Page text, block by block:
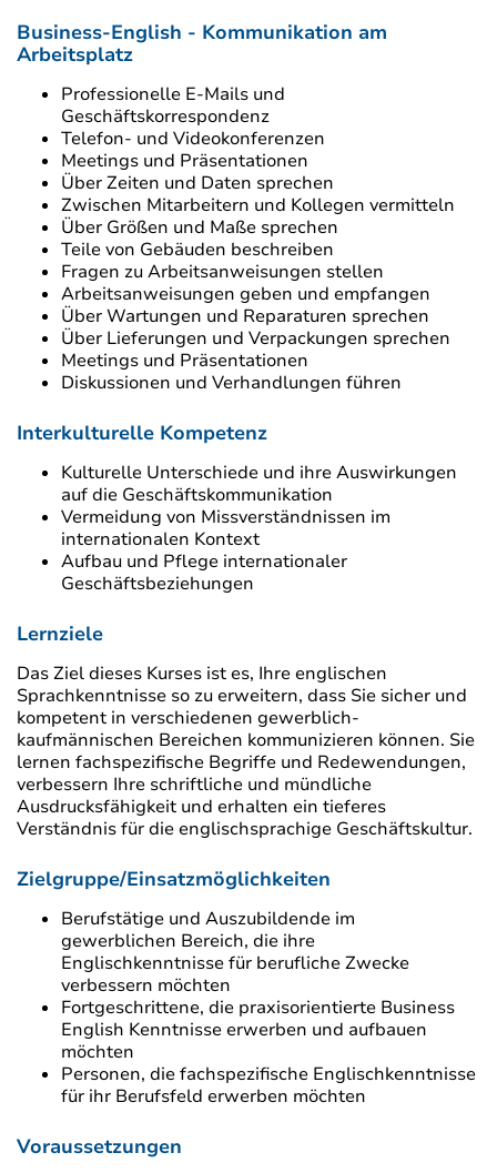
Business-English - Kommunikation am
Arbeitsplatz
Professionelle E-Mails und
Geschäftskorrespondenz
Telefon- und Videokonferenzen
Meetings und Präsentationen
Über Zeiten und Daten sprechen
Zwischen Mitarbeitern und Kollegen vermitteln
Über Größen und Maße sprechen
Teile von Gebäuden beschreiben
Fragen zu Arbeitsanweisungen stellen
Arbeitsanweisungen geben und empfangen
Über Wartungen und Reparaturen sprechen
Über Lieferungen und Verpackungen sprechen
Meetings und Präsentationen
Diskussionen und Verhandlungen führen
Interkulturelle Kompetenz
Kulturelle Unterschiede und ihre Auswirkungen
auf die Geschäftskommunikation
Vermeidung von Missverständnissen im
internationalen Kontext
Aufbau und Pflege internationaler
Geschäftsbeziehungen
Lernziele
Das Ziel dieses Kurses ist es, Ihre englischen
Sprachkenntnisse so zu erweitern, dass Sie sicher und
kompetent in verschiedenen gewerblich-
kaufmännischen Bereichen kommunizieren können. Sie
lernen fachspezifische Begriffe und Redewendungen,
verbessern Ihre schriftliche und mündliche
Ausdrucksfähigkeit und erhalten ein tieferes
Verständnis für die englischsprachige Geschäftskultur.
Zielgruppe/Einsatzmöglichkeiten
Berufstätige und Auszubildende im
gewerblichen Bereich, die ihre
Englischkenntnisse für berufliche Zwecke
verbessern möchten
Fortgeschrittene, die praxisorientierte Business
English Kenntnisse erwerben und aufbauen
möchten
Personen, die fachspezifische Englischkenntnisse
für ihr Berufsfeld erwerben möchten
Voraussetzungen